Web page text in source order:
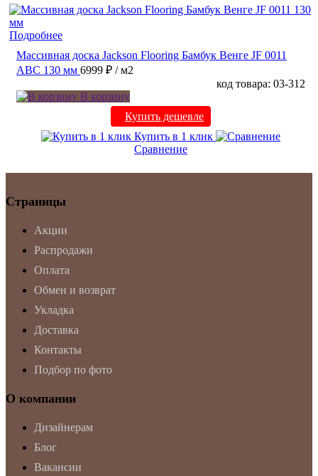
Подробнее
Массивная доска Jackson Flooring Бамбук Венге JF 0011
ABC 130 мм 6999 ₽ / м2
код товара: 03-312
В корзину
Купить дешевле
Купить в 1 клик
Сравнение
Страницы
Акции
Распродажи
Оплата
Обмен и возврат
Укладка
Доставка
Контакты
Подбор по фото
О компании
Дизайнерам
Блог
Вакансии